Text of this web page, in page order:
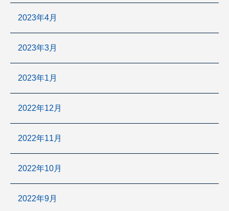
2023年4月
2023年3月
2023年1月
2022年12月
2022年11月
2022年10月
2022年9月